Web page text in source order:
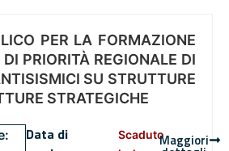
PER LA FORMAZIONE
DI PRIORITÀ REGIONALE DI
SU STRUTTURE
STRATEGICHE
Data di
ScadutoMaggiori